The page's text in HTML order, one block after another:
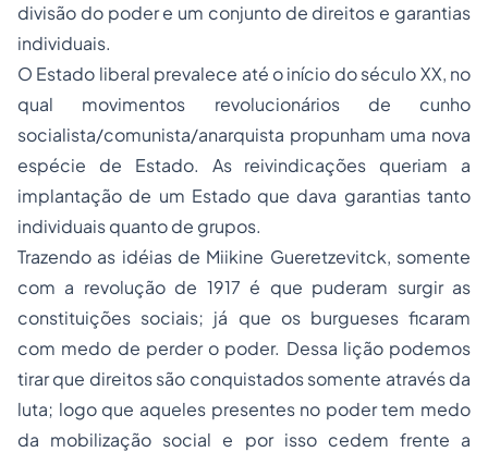
divisão do poder e um conjunto de direitos e garantias
individuais.
O Estado liberal prevalece até o início do século XX, no
qual movimentos revolucionários de cunho
socialista/comunista/anarquista propunham uma nova
espécie de Estado. As reivindicações queriam a
implantação de um Estado que dava garantias tanto
individuais quanto de grupos.
Trazendo as idéias de Miikine Gueretzevitck, somente
com a revolução de 1917 é que puderam surgir as
constituições sociais; já que os burgueses ficaram
com medo de perder o poder. Dessa lição podemos
tirar que direitos são conquistados somente através da
luta; logo que aqueles presentes no poder tem medo
da mobilização social e por isso cedem frente a